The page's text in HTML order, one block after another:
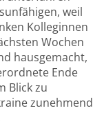
weil
Kolleginnen
Wochen
hausgemacht,
Ende
Blick zu
zunehmend